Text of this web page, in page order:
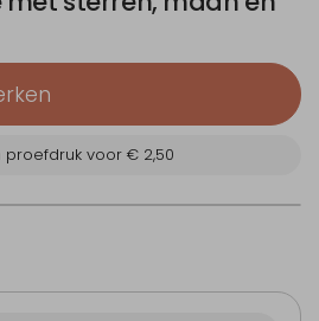
proefdruk voor€ 2,50